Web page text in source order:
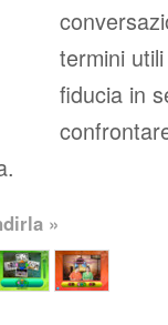
termini
fiducia in
»